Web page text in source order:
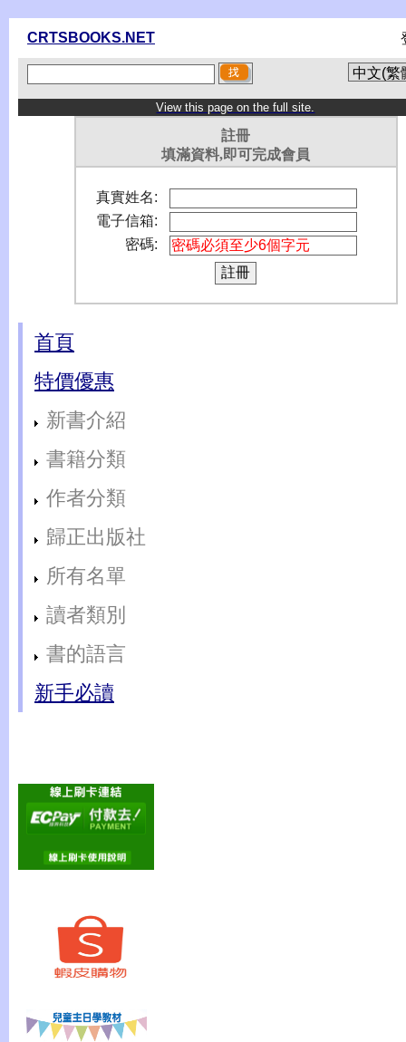
CRTSBOOKS.NET
View this page on the full site.
註冊
填滿資料,即可完成會員
真實姓名:
電子信箱:
密碼:
首頁
特價優惠
新書介紹
書籍分類
作者分類
歸正出版社
所有名單
讀者類別
書的語言
新手必讀